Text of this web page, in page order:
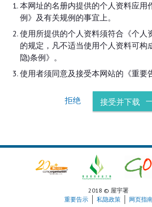
本网址的名册内提供的个人资料应用
例》及有关规例的事宜上。
使用所提供的个人资料须符合《个人
的规定，凡不适当使用个人资料可构
隐)条例》。
使用者须同意及接受本网站的《重要
拒绝 接受并下载
2018 © 屋宇署
重要告示
私隐政策 网页指